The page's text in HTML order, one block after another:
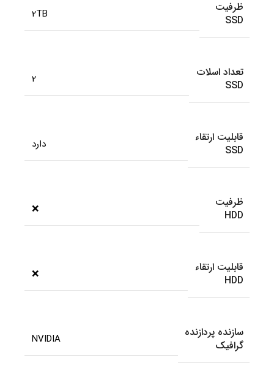
ظرفیت
SSD
2TB
تعداد اسلات
SSD
2
قابلیت ارتقاء
SSD
دارد
ظرفیت
HDD
❌
قابلیت ارتقاء
HDD
❌
سازنده پردازنده
گرافیک
NVIDIA